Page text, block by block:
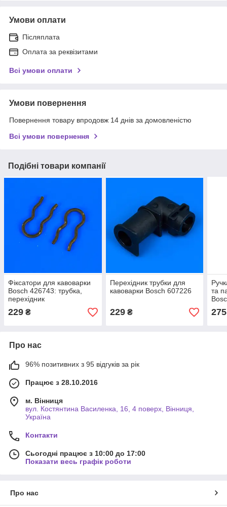
Умови оплати
Післяплата
Оплата за реквізитами
Всі умови оплати
Умови повернення
Повернення товару впродовж 14 днів за домовленістю
Всі умови повернення
Подібні товари компанії
Фіксатори для кавоварки
Bosch 426743: трубка,
перехідник
229 ₴
Перехідник трубки для
кавоварки Bosch 607226
229₴
та
275
Про нас
96% позитивних з 95 відгуків за рік
Працює з 28.10.2016
м. Вінниця
вул. Костянтина Василенка, 16, 4 поверх, Вінниця,
Україна
Контакти
Сьогодні працює з 10:00 до 17:00
Показати весь графік роботи
Про нас